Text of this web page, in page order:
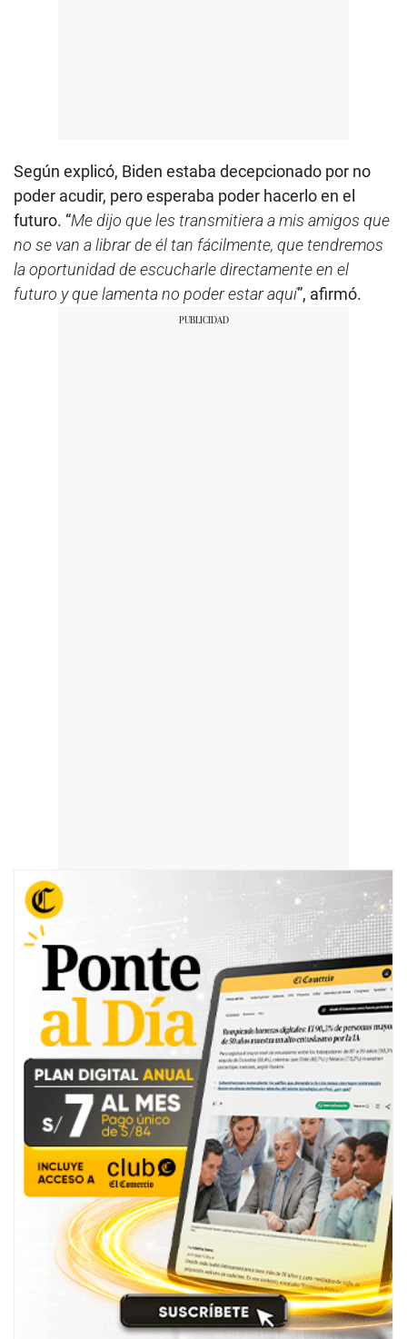
Según explicó, Biden estaba decepcionado por no
poder acudir, pero esperaba poder hacerlo en el
futuro. “Me dijo que les transmitiera a mis amigos que
no se van a librar de él tan fácilmente, que tendremos
la oportunidad de escucharle directamente en el
futuro y que lamenta no poder estar aquí”, afirmó.